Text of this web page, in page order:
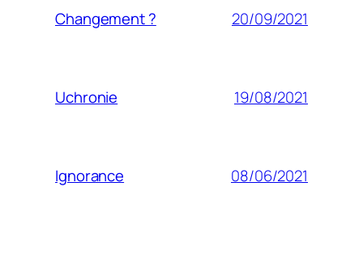
Changement ? 20/09/2021
Uchronie 19/08/2021
Ignorance 08/06/2021